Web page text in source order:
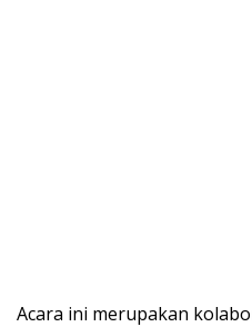
Acara ini merupakan